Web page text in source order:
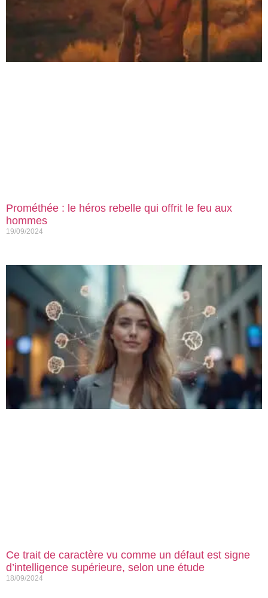
Prométhée : le héros rebelle qui offrit le feu aux
hommes
19/09/2024
Ce trait de caractère vu comme un défaut est signe
d’intelligence supérieure, selon une étude
18/09/2024